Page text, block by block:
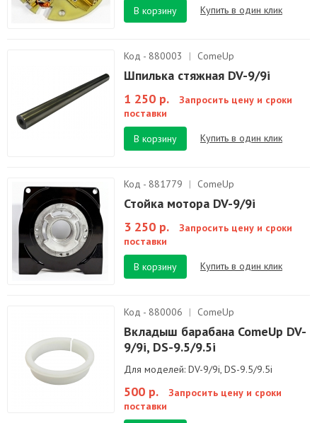
В корзину
Купить в один клик
Код - 880003 | ComeUp
Шпилька стяжная DV-9/9i
1 250 р.
Запросить цену и сроки
поставки
В корзину
Купить в один клик
Код - 881779 | ComeUp
Стойка мотора DV-9/9i
3 250 р.
Запросить цену и сроки
поставки
В корзину
Купить в один клик
Код - 880006 | ComeUp
Вкладыш барабана ComeUp DV-
9/9i, DS-9.5/9.5i
Для моделей: DV-9/9i, DS-9.5/9.5i
500 р.
Запросить цену и сроки
поставки